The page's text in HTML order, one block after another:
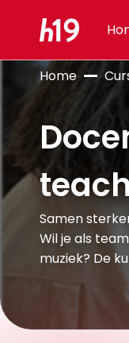
Home
Samen
Wil je als
muziek? De